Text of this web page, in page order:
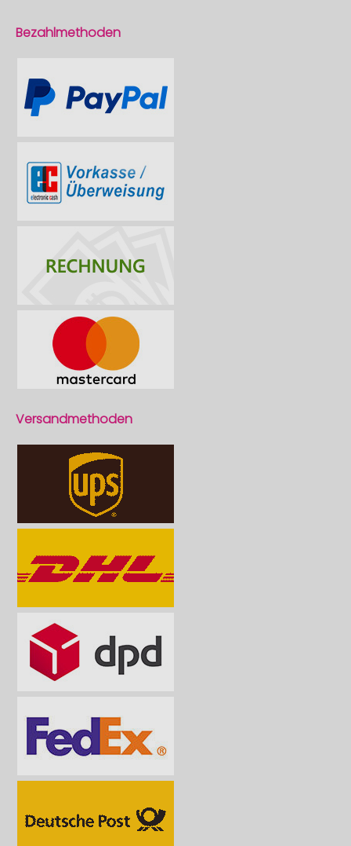
Bezahlmethoden
Versandmethoden